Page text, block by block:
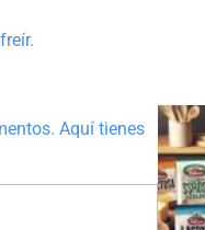
Aquí tienes